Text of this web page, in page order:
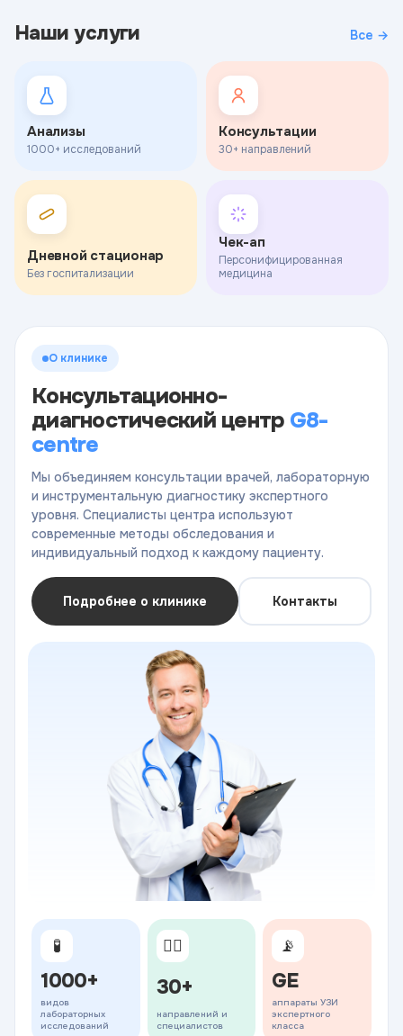
Наши услуги Все →
Анализы
1000+ исследований
Консультации
30+ направлений
Дневной стационар
Без госпитализации
Чек-ап
Персонифицированная
медицина
О клинике
Консультационно-
диагностический центр G8-
centre
Мы объединяем консультации врачей, лабораторную
и инструментальную диагностику экспертного
уровня. Специалисты центра используют
современные методы обследования и
индивидуальный подход к каждому пациенту.
Подробнее о клинике Контакты
🧪
1000+
видов
лабораторных
исследований
👨‍⚕️
30+
направлений и
специалистов
📡
GE
аппараты УЗИ
экспертного
класса